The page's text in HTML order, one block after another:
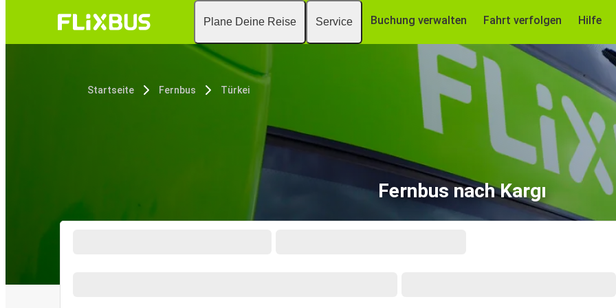
Plane Deine Reise Service Buchung verwalten Fahrt verfolgen Hilfe
Startseite Fernbus Türkei
Fernbus nach Kargı